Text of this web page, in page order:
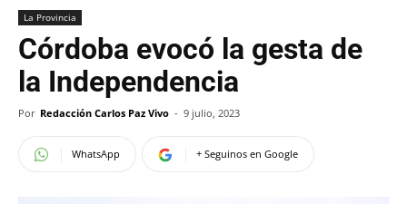
La Provincia
Córdoba evocó la gesta de
la Independencia
Por Redacción Carlos Paz Vivo - 9 julio, 2023
WhatsApp + Seguinos en Google